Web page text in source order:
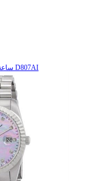
ساعة معصم متی تیسوت الطراز D807AI